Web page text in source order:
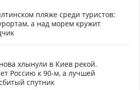
пляже среди туристов:
а над морем кружит
хлынули в Киев рекой.
Россию к 90-м, а лучшей
спутник